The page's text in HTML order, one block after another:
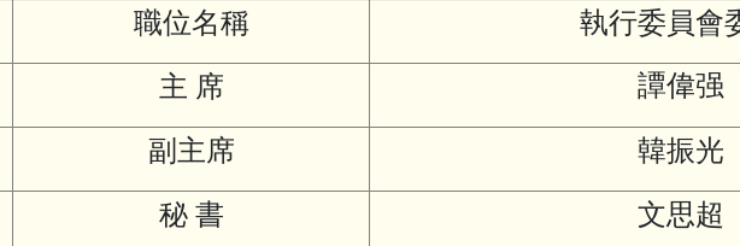
職位名稱
執行委員會
主 席
譚偉强
副主席
韓振光
秘 書
文思超